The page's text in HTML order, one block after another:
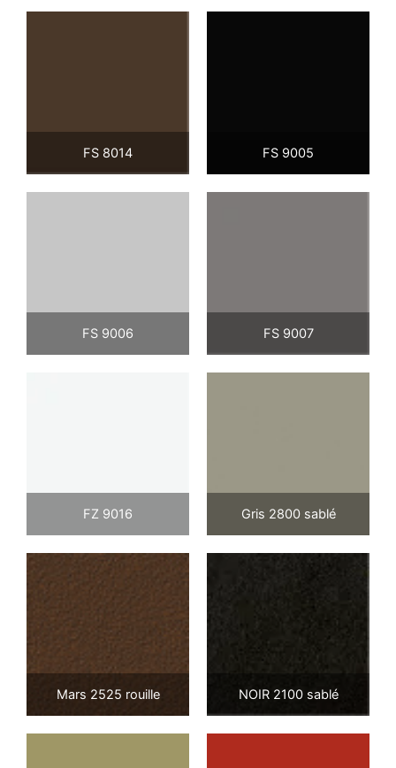
FS 8014 FS 9005
FS 9006 FS 9007
FZ 9016 Gris 2800 sablé
Mars 2525 rouille NOIR 2100 sablé